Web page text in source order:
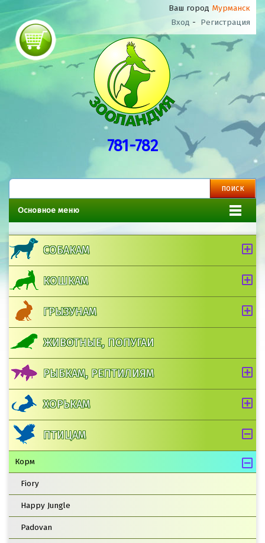
Ваш город Мурманск
Вход - Регистрация
781-782
Основное меню
СОБАКАМ
КОШКАМ
ГРЫЗУНАМ
ЖИВОТНЫЕ, ПОПУГАИ
РЫБКАМ, РЕПТИЛИЯМ
ХОРЬКАМ
ПТИЦАМ
Корм
Fiory
Happy Jungle
Padovan